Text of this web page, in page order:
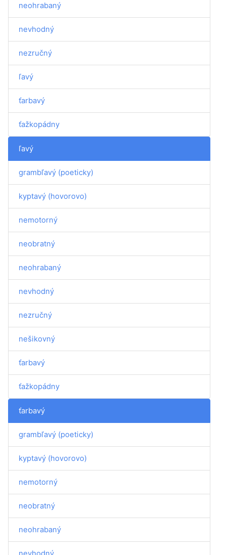
neohrabaný
nevhodný
nezručný
ľavý
ťarbavý
ťažkopádny
ľavý
grambľavý (poeticky)
kyptavý (hovorovo)
nemotorný
neobratný
neohrabaný
nevhodný
nezručný
nešikovný
ťarbavý
ťažkopádny
ťarbavý
grambľavý (poeticky)
kyptavý (hovorovo)
nemotorný
neobratný
neohrabaný